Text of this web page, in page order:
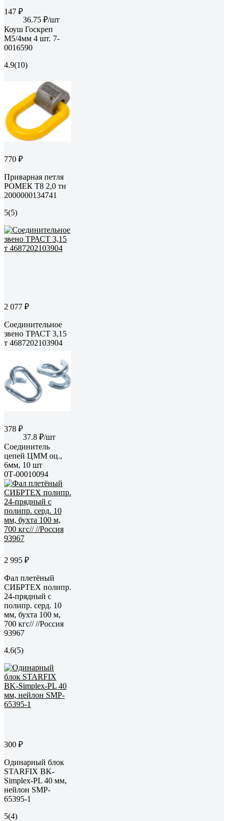
147 ₽
36.75 ₽/шт
Коуш Госкреп
М5/4мм 4 шт. 7-
0016590
4.9(10)
770 ₽
Приварная петля
РОМЕК Т8 2,0 тн
2000000134741
5(5)
2 077 ₽
Соединительное
звено ТРАСТ 3,15
т 4687202103904
378 ₽
37.8 ₽/шт
Соединитель
цепей ЦММ оц.,
6мм, 10 шт
0Т-00010094
2 995 ₽
Фал плетёный
СИБРТЕХ полипр.
24-прядный с
полипр. серд. 10
мм, бухта 100 м,
700 кгс// //Россия
93967
4.6(5)
300 ₽
Одинарный блок
STARFIX BK-
Simplex-PL 40 мм,
нейлон SMP-
65395-1
5(4)